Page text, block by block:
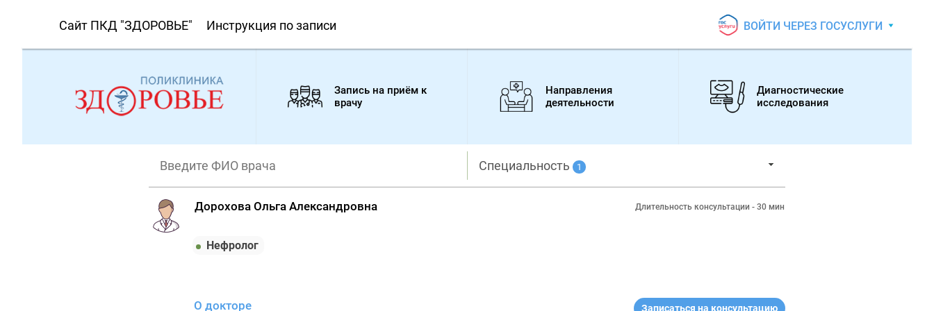
Сайт ПКД "ЗДОРОВЬЕ" Инструкция по записи ВОЙТИ ЧЕРЕЗ ГОСУСЛУГИ
Запись на приём к
врачу
Направления
деятельности
Диагностические
исследования
Специальность 1
Дорохова Ольга Александровна Длительность консультации - 30 мин
Нефролог
О докторе Записаться на консультацию